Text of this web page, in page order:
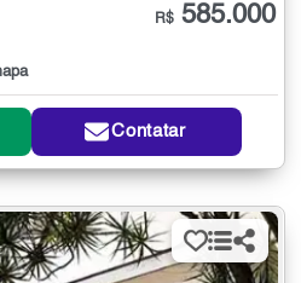
R$ 585.000
Contatar